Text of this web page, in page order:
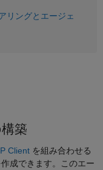
リングとエージェ
築
Clientを組み合わせる
成できます。このエー